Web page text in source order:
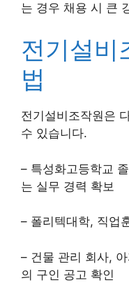
는 경우 채용 시 큰
전기설비
법
전기설비조작원은
수 있습니다.
– 특성화고등학교
는 실무 경력 확보
– 폴리텍대학, 직업
– 건물 관리 회사,
의 구인 공고 확인